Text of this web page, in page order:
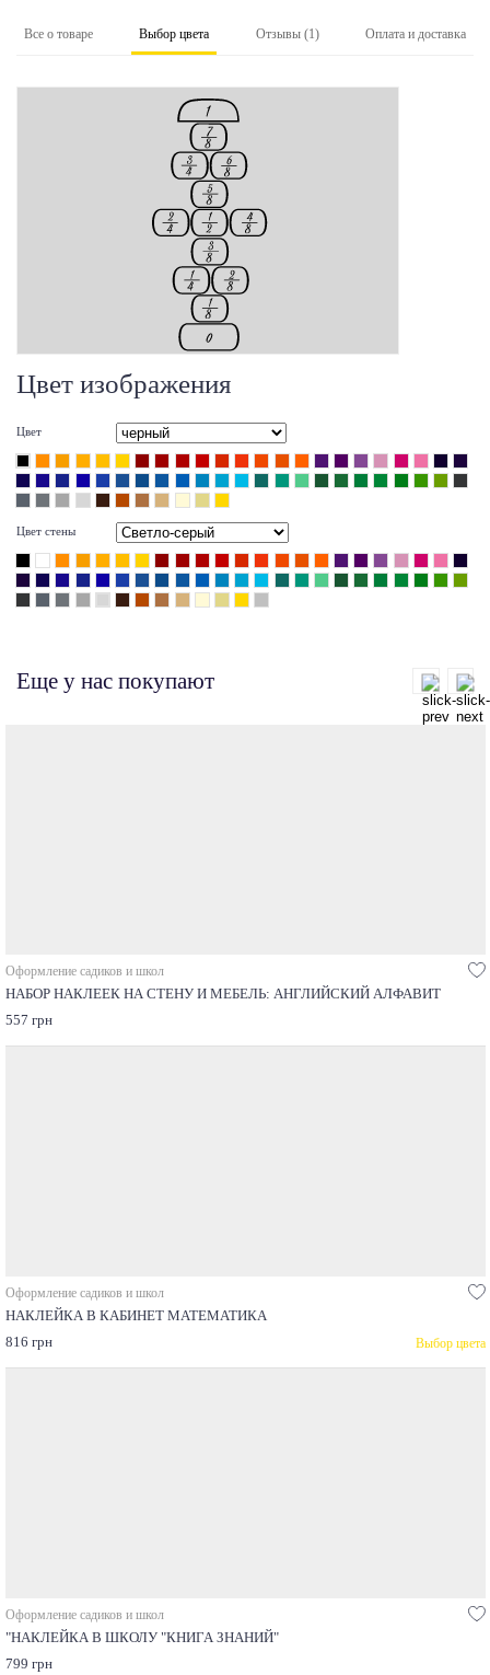
Все о товаре Выбор цвета Отзывы (1) Оплата и доставка
Цвет изображения
Цвет
Цвет стены
Еще у нас покупают
Оформление садиков и школ
НАБОР НАКЛЕЕК НА СТЕНУ И МЕБЕЛЬ: AНГЛИЙСКИЙ АЛФАВИТ
557 грн
Оформление садиков и школ
НАКЛЕЙКА В КАБИНЕТ МАТЕМАТИКА
816 грн
Выбор цвета
Оформление садиков и школ
"НАКЛЕЙКА В ШКОЛУ "КНИГА ЗНАНИЙ"
799 грн